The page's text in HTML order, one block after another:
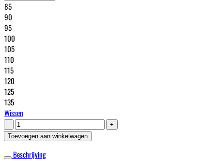
85
90
95
100
105
110
115
120
125
135
Wissen
Leren
Riem
Bruin
aantal
Toevoegen aan winkelwagen
Beschrijving